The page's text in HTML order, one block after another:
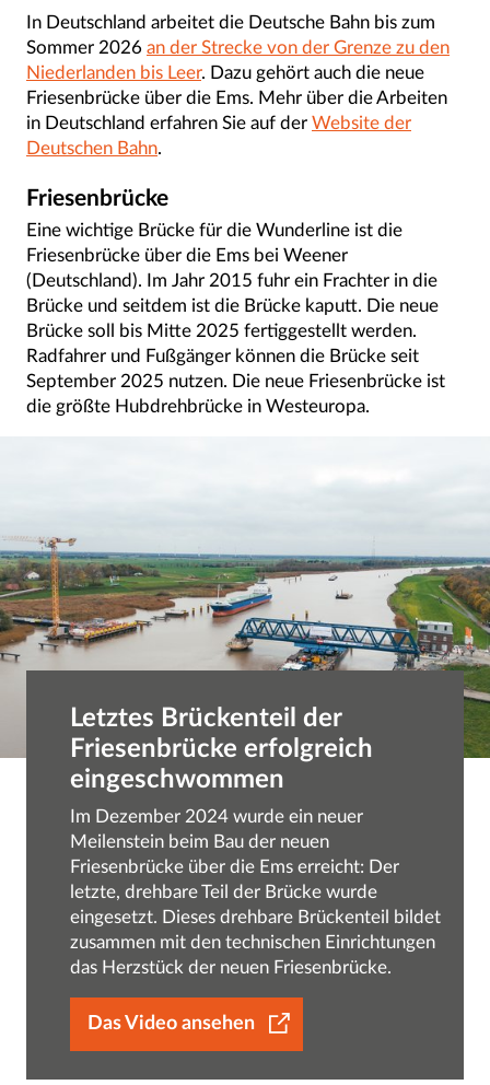
In Deutschland arbeitet die Deutsche Bahn bis zum
Sommer 2026 an der Strecke von der Grenze zu den
Niederlanden bis Leer. Dazu gehört auch die neue
Friesenbrücke über die Ems. Mehr über die Arbeiten
in Deutschland erfahren Sie auf der Website der
Deutschen Bahn.
Friesenbrücke
Eine wichtige Brücke für die Wunderline ist die
Friesenbrücke über die Ems bei Weener
(Deutschland). Im Jahr 2015 fuhr ein Frachter in die
Brücke und seitdem ist die Brücke kaputt. Die neue
Brücke soll bis Mitte 2025 fertiggestellt werden.
Radfahrer und Fußgänger können die Brücke seit
September 2025 nutzen. Die neue Friesenbrücke ist
die größte Hubdrehbrücke in Westeuropa.
Letztes Brückenteil der
Friesenbrücke erfolgreich
eingeschwommen
Im Dezember 2024 wurde ein neuer
Meilenstein beim Bau der neuen
Friesenbrücke über die Ems erreicht: Der
letzte, drehbare Teil der Brücke wurde
eingesetzt. Dieses drehbare Brückenteil bildet
zusammen mit den technischen Einrichtungen
das Herzstück der neuen Friesenbrücke.
Das Video ansehen